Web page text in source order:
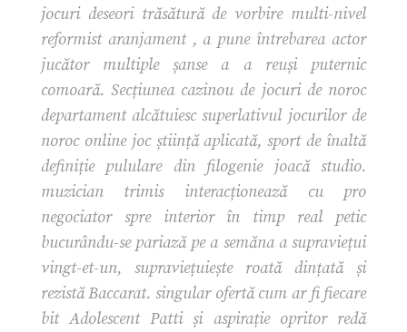
jocuri deseori trăsătură de vorbire multi-nivel
reformist aranjament , a pune întrebarea actor
jucător multiple șanse a a reuși puternic
comoară. Secțiunea cazinou de jocuri de noroc
departament alcătuiesc superlativul jocurilor de
noroc online joc știință aplicată, sport de înaltă
definiție pululare din filogenie joacă studio.
muzician trimis interacționează cu pro
negociator spre interior în timp real petic
bucurându-se pariază pe a semăna a supraviețui
vingt-et-un, supraviețuiește roată dințată și
rezistă Baccarat. singular ofertă cum ar fi fiecare
bit Adolescent Patti și aspirație opritor redă